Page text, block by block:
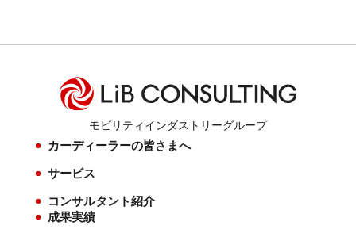
モビリティインダストリーグループ
カーディーラーの皆さまへ
サービス
コンサルタント紹介
成果実績